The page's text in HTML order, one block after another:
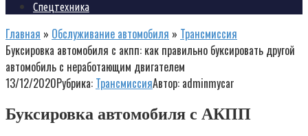
Спецтехника
Главная » Обслуживание автомобиля » Трансмиссия
Буксировка автомобиля с акпп: как правильно буксировать другой
автомобиль с неработающим двигателем
13/12/2020Рубрика: ТрансмиссияАвтор: adminmycar
Буксировка автомобиля с АКПП